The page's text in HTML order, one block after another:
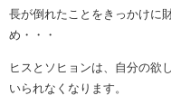
長が倒れたことをきっかけに
め・・・
ヒスとソヒョンは、自分の欲
いられなくなります。